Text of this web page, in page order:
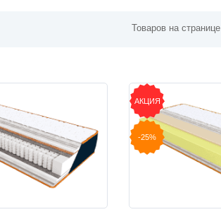
Товаров на странице
АКЦИЯ
-25%